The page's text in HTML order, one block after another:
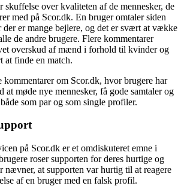
over kvaliteten af ​​de mennesker, de
med på Scor.dk. En bruger omtaler siden
der er mange bejlere, og det er svært at vække
de andre brugere. Flere kommentarer
overskud af mænd i forhold til kvinder og
at finde en match.
kommentarer om Scor.dk, hvor brugere har
at møde nye mennesker, få gode samtaler og
som par og som single profiler.
på Scor.dk er et omdiskuteret emne i
roser supporten for deres hurtige og
at supporten var hurtig til at reagere
af en bruger med en falsk profil.